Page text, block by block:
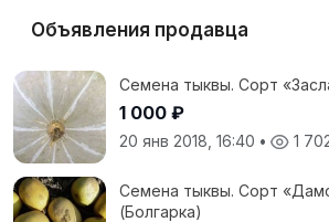
Объявления продавца
Семена тыквы. Сорт
1 000 ₽
20 янв 2018, 16:40 • 1
Семена тыквы. Сорт
(Болгарка)